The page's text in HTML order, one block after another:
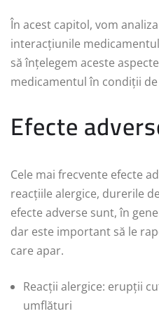
În acest capitol, vom
interacțiunile
să înțelegem aceste
medicamentul în condiții
Efecte
Cele mai frecvente efecte
reacțiile alergice, durerile
efecte adverse sunt, în
dar este important să le
care apar.
Reacții alergice: erupții
umflături